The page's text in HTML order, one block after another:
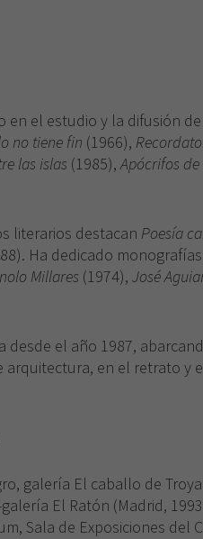
en el estudio y la difusión
no tiene fin (1966),
las islas (1985),Apócrifos
literarios destacan Poesía
Ha dedicado
Millares (1974), José
desde el año 1987,
arquitectura, en el retrato y
galería El caballo de
El Ratón (Madrid,
Sala de Exposiciones del